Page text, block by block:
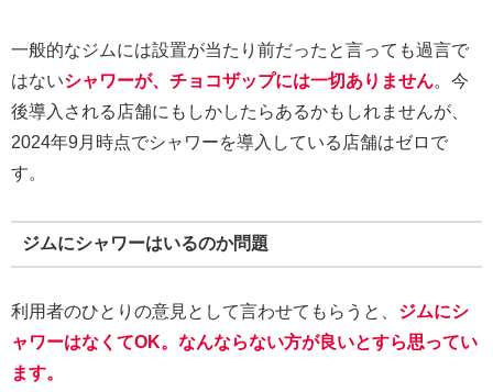
一般的なジムには設置が当たり前だったと言っても過言で
はないシャワーが、チョコザップには一切ありません。今
後導入される店舗にもしかしたらあるかもしれませんが、
2024年9月時点でシャワーを導入している店舗はゼロで
す。
ジムにシャワーはいるのか問題
利用者のひとりの意見として言わせてもらうと、 ジムにシ
ャワーはなくてOK。なんならない方が良いとすら思ってい
ます。